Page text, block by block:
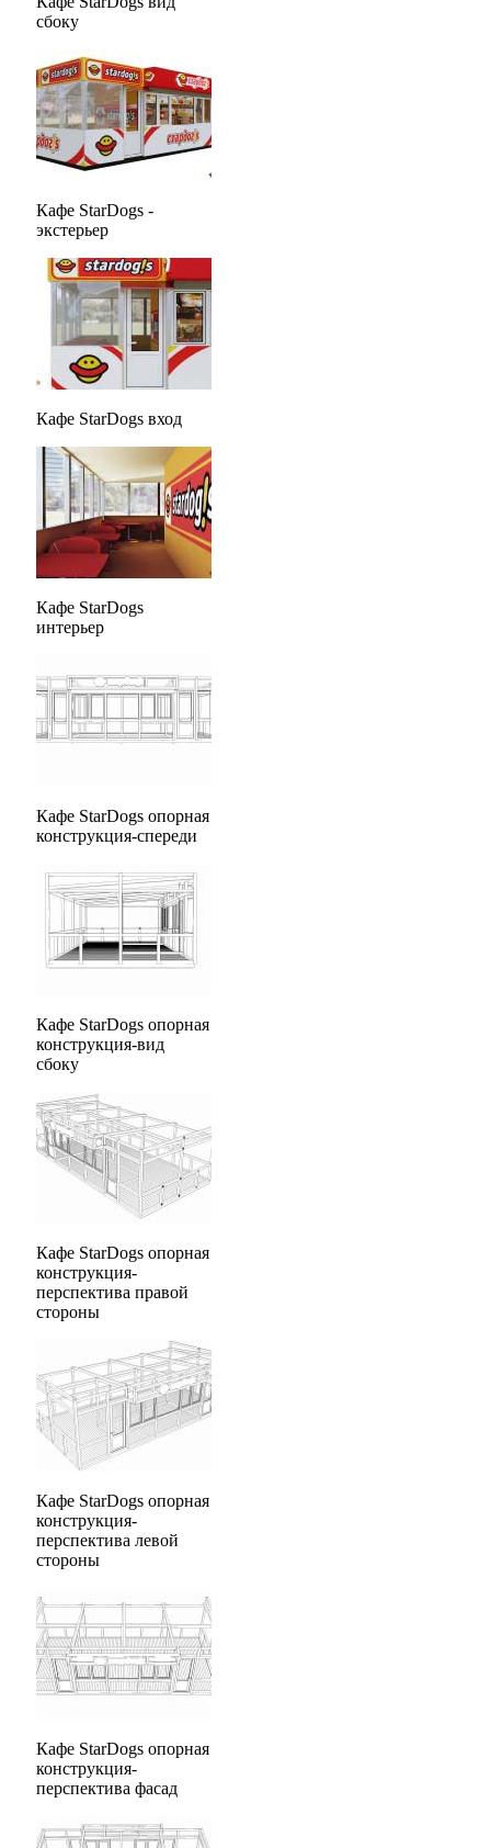
сбоку
Кафе StarDogs -
экстерьер
Кафе StarDogs вход
Кафе StarDogs
интерьер
Кафе StarDogs опорная
конструкция-спереди
Кафе StarDogs опорная
конструкция-вид
сбоку
Кафе StarDogs опорная
конструкция-
перспектива правой
стороны
Кафе StarDogs опорная
конструкция-
перспектива левой
стороны
Кафе StarDogs опорная
конструкция-
перспектива фасад